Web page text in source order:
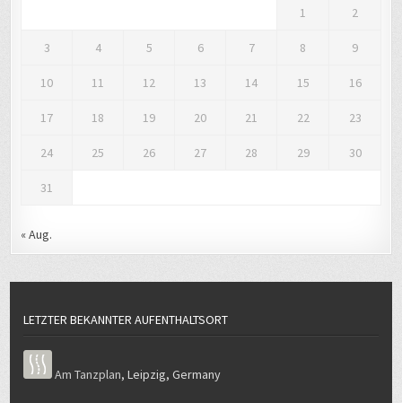
1 2
3 4 5 6 7 8 9
10 11 12 13 14 15 16
17 18 19 20 21 22 23
24 25 26 27 28 29 30
31
« Aug.
LETZTER BEKANNTER AUFENTHALTSORT
Am Tanzplan,Leipzig,Germany